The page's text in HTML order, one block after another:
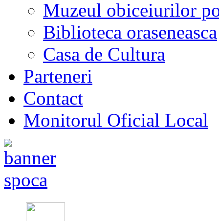
Muzeul obiceiurilor
Biblioteca oraseneasca
Casa de Cultura
Parteneri
Contact
Monitorul Oficial Local